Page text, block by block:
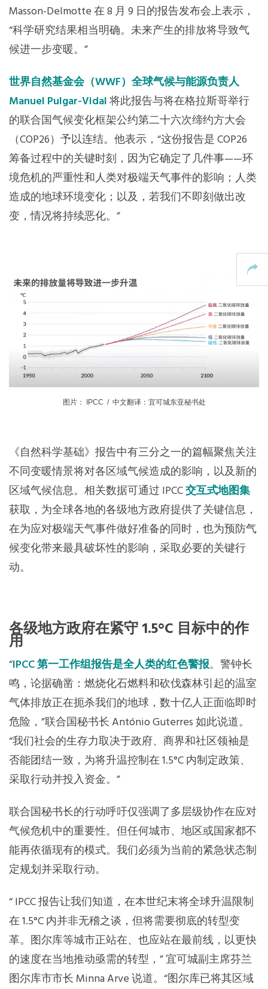
Masson-Delmotte 在 8 月 9 日的报告发布会上表示，
“科学研究结果相当明确。未来产生的排放将导致气
候进一步变暖。”
世界自然基金会（WWF）全球气候与能源负责人
Manuel Pulgar-Vidal将此报告与将在格拉斯哥举行
的联合国气候变化框架公约第二十六次缔约方大会
（COP26）予以连结。他表示，“这份报告是 COP26
筹备过程中的关键时刻，因为它确定了几件事——环
境危机的严重性和人类对极端天气事件的影响；人类
造成的地球环境变化；以及，若我们不即刻做出改
变，情况将持续恶化。”
图片： IPCC / 中文翻译：宜可城东亚秘书处
《自然科学基础》报告中有三分之一的篇幅聚焦关注
不同变暖情景将对各区域气候造成的影响，以及新的
区域气候信息。相关数据可通过 IPCC交互式地图集
获取，为全球各地的各级地方政府提供了关键信息，
在为应对极端天气事件做好准备的同时，也为预防气
候变化带来最具破坏性的影响，采取必要的关键行
动。
各级地方政府在紧守 1.5°C 目标中的作
用
“IPCC 第一工作组报告是全人类的红色警报。警钟长
鸣，论据确凿：燃烧化石燃料和砍伐森林引起的温室
气体排放正在扼杀我们的地球，数十亿人正面临即时
危险，”联合国秘书长 António Guterres 如此说道。
“我们社会的生存力取决于政府、商界和社区领袖是
否能团结一致，为将升温控制在 1.5°C 内制定政策、
采取行动并投入资金。”
联合国秘书长的行动呼吁仅强调了多层级协作在应对
气候危机中的重要性。但任何城市、地区或国家都不
能再依循现有的模式。我们必须为当前的紧急状态制
定规划并采取行动。
“ IPCC 报告让我们知道，在本世纪末将全球升温限制
在 1.5°C 内并非无稽之谈，但将需要彻底的转型变
革。图尔库等城市正站在、也应站在最前线，以更快
的速度在当地推动亟需的转型，” 宜可城副主席芬兰
图尔库市市长 Minna Arve 说道。“图尔库已将其区域